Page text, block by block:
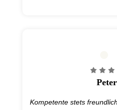
Kompetente stets